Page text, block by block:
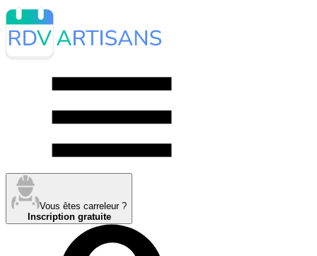
Vous êtes carreleur ?
Inscription gratuite